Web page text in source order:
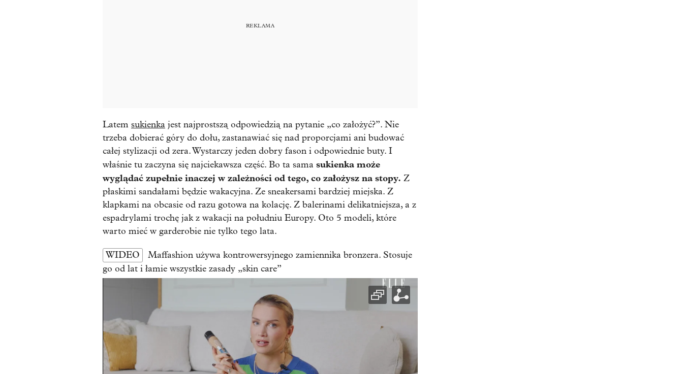
Latem sukienka jest najprostszą odpowiedzią na pytanie „co założyć?”. Nie
trzeba dobierać góry do dołu, zastanawiać się nad proporcjami ani budować
całej stylizacji od zera. Wystarczy jeden dobry fason i odpowiednie buty. I
właśnie tu zaczyna się najciekawsza część. Bo ta sama sukienka może
wyglądać zupełnie inaczej w zależności od tego, co założysz na stopy. Z
płaskimi sandałami będzie wakacyjna. Ze sneakersami bardziej miejska. Z
klapkami na obcasie od razu gotowa na kolację. Z balerinami delikatniejsza, a z
espadrylami trochę jak z wakacji na południu Europy. Oto 5 modeli, które
warto mieć w garderobie nie tylko tego lata.
WIDEO
Maffashion używa kontrowersyjnego zamiennika bronzera. Stosuje
go od lat i łamie wszystkie zasady „skin care”